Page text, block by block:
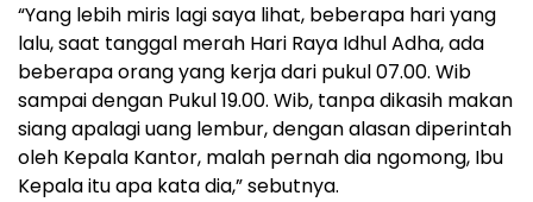
“Yang lebih miris lagi saya lihat, beberapa hari yang
lalu, saat tanggal merah Hari Raya Idhul Adha, ada
beberapa orang yang kerja dari pukul 07.00. Wib
sampai dengan Pukul 19.00. Wib, tanpa dikasih makan
siang apalagi uang lembur, dengan alasan diperintah
oleh Kepala Kantor, malah pernah dia ngomong, Ibu
Kepala itu apa kata dia,” sebutnya.